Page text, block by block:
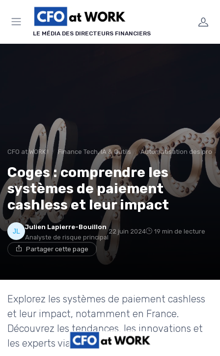
LE MÉDIA DES DIRECTEURS FINANCIERS
CFO at WORK ! Finance Tech, IA & Outils Automatisation des
Coges : comprendre les
systèmes de paiement
cashless et leur impact
Julien Lapierre-Bouillon
Analyste de risque principal
22 juin 2024 19 min de lecture
Partager cette page
Explorez les systèmes de paiement cashless
et leur impact, notamment en France.
Découvrez les tendances, les innovations et
les experts via coges.
Panneau de gestion des cookies